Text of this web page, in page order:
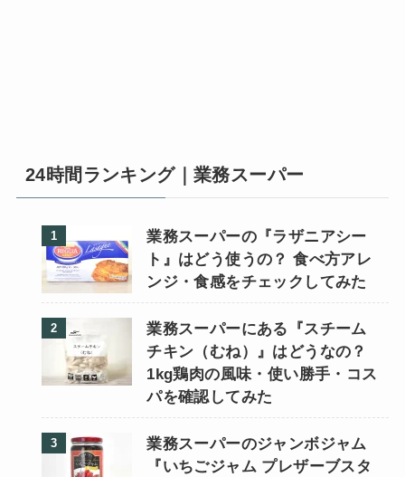
24時間ランキング｜業務スーパー
業務スーパーの『ラザニアシー
ト』はどう使うの？ 食べ方アレ
ンジ・食感をチェックしてみた
業務スーパーにある『スチーム
チキン（むね）』はどうなの？
1kg鶏肉の風味・使い勝手・コス
パを確認してみた
業務スーパーのジャンボジャム
『いちごジャム プレザーブスタ